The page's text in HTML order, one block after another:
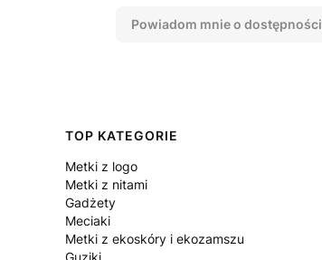
Powiadom mnie o dostępności
Linki w stopce
TOP KATEGORIE
Metki z logo
Metki z nitami
Gadżety
Meciaki
Metki z ekoskóry i ekozamszu
Guziki